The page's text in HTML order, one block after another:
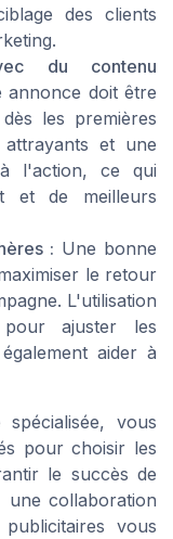
des clients
du contenu
annonce doit être
les premières
attrayants et une
l'action, ce qui
et de meilleurs
: Une bonne
le retour
L'utilisation
ajuster les
aider à
vous
pour choisir les
le succès de
une collaboration
vous